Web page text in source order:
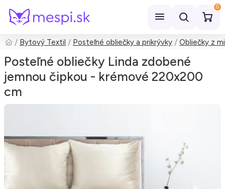
0
Hľadať
Bytový Textil Posteľné obliečky a prikrývky Obliečky z
Posteľné obliečky Linda zdobené
jemnou čipkou - krémové 220x200
cm